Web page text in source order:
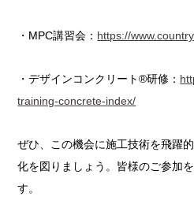
・MPC講習会： https://
・デザインコンクリート®研修：
training-concrete-index/
ぜひ、この機会に施工技術を飛躍
化を図りましょう。皆様のご参加
す。